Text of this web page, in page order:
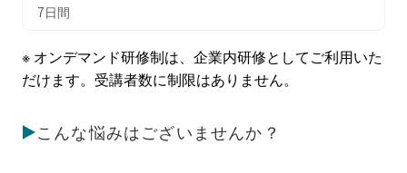
7日間
※ オンデマンド研修制は、企業内研修としてご利用いた
だけます。受講者数に制限はありません。
こんな悩みはございませんか？